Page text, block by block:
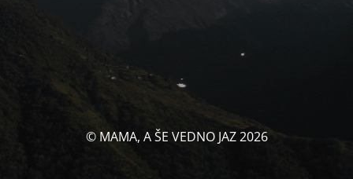
© MAMA, A ŠE VEDNO JAZ 2026